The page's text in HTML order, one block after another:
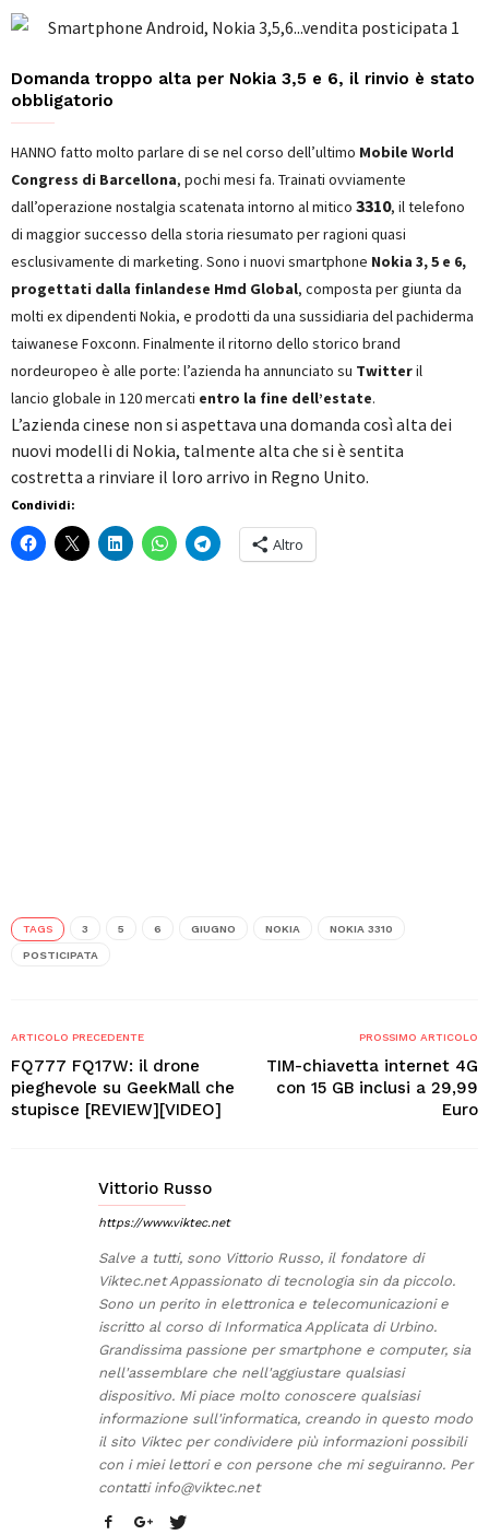
Domanda troppo alta per Nokia 3,5 e 6, il rinvio è stato
obbligatorio
HANNO fatto molto parlare di se nel corso dell’ultimo Mobile World
Congress di Barcellona, pochi mesi fa. Trainati ovviamente
dall’operazione nostalgia scatenata intorno al mitico 3310, il telefono
di maggior successo della storia riesumato per ragioni quasi
esclusivamente di marketing. Sono i nuovi smartphone Nokia 3, 5 e 6,
progettati dalla finlandese Hmd Global, composta per giunta da
molti ex dipendenti Nokia, e prodotti da una sussidiaria del pachiderma
taiwanese Foxconn. Finalmente il ritorno dello storico brand
nordeuropeo è alle porte: l’azienda ha annunciato su Twitteril
lancio globale in 120 mercati entro la fine dell’estate.
L’azienda cinese non si aspettava una domanda così alta dei
nuovi modelli di Nokia, talmente alta che si è sentita
costretta a rinviare il loro arrivo in Regno Unito.
Condividi:
Altro
TAGS 3 5 6 GIUGNO NOKIA NOKIA 3310
POSTICIPATA
ARTICOLO PRECEDENTE
FQ777 FQ17W: il drone
pieghevole su GeekMall che
stupisce [REVIEW][VIDEO]
PROSSIMO ARTICOLO
TIM-chiavetta internet 4G
con 15 GB inclusi a 29,99
Euro
Vittorio Russo
https://www.viktec.net
Salve a tutti, sono Vittorio Russo, il fondatore di
Viktec.net Appassionato di tecnologia sin da piccolo.
Sono un perito in elettronica e telecomunicazioni e
iscritto al corso di Informatica Applicata di Urbino.
Grandissima passione per smartphone e computer, sia
nell'assemblare che nell'aggiustare qualsiasi
dispositivo. Mi piace molto conoscere qualsiasi
informazione sull'informatica, creando in questo modo
il sito Viktec per condividere più informazioni possibili
con i miei lettori e con persone che mi seguiranno. Per
contatti info@viktec.net